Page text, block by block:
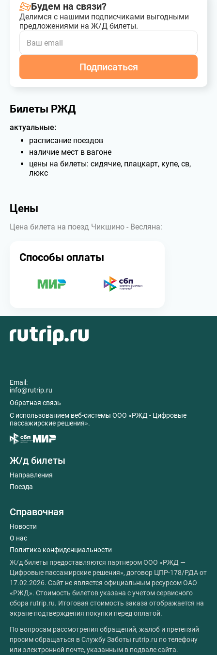
Будем на связи?
Делимся с нашими подписчиками выгодными
предложениями на Ж/Д билеты.
Подписаться
Билеты РЖД
актуальные:
расписание поездов
наличие мест в вагоне
цены на билеты: сидячие, плацкарт, купе, св,
люкс
Цены
Цена билета на поезд Чикшино - Весляна:
Способы оплаты
Email:
info@rutrip.ru
Обратная связь
C использованием веб-системы ООО «РЖД - Цифровые
пассажирские решения».
Ж/д билеты
Направления
Поезда
Справочная
Новости
О нас
Политика конфиденциальности
Ж/д билеты предоставляются партнером ООО «РЖД —
Цифровые пассажирские решения», договор ЦПР-178/РДА от
17.02.2026. Сайт не является официальным ресурсом ОАО
«РЖД». Стоимость билетов указана с учетом сервисного
сбора rutrip.ru. Итоговая стоимость заказа отображается на
экране подтверждения покупки перед оплатой.
По вопросам рассмотрения обращений, жалоб и претензий
просим обращаться в Службу Заботы rutrip.ru по телефону
или электронной почте, указанным в подвале сайта.